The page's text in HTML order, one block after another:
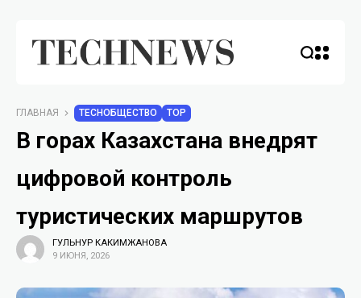
ГЛАВНАЯ TECHОБЩЕСТВО TOP
В горах Казахстана внедрят
цифровой контроль
туристических маршрутов
ГУЛЬНУР КАКИМЖАНОВА
9 ИЮНЯ, 2026